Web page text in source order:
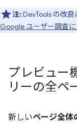
注:DevTools の改良
Google ユーザー調査
プレビュー
リーの全ペ
新しいページ全体